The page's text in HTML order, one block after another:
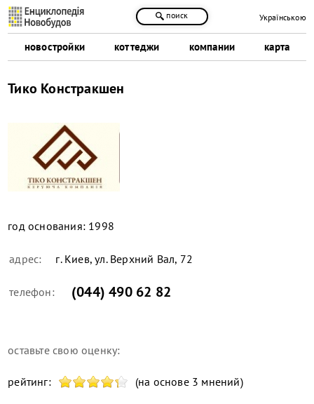
новостройки коттеджи компании карта
поиск Українською
Тико Констракшен
год основания: 1998
адрес: г. Киев, ул. Верхний Вал, 72
телефон: (044) 490 62 82
оставьте свою оценку:
рейтинг: (на основе 3 мнений)